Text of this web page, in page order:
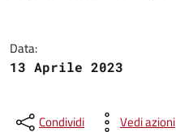
Data:
13 Aprile 2023
Condividi Vedi azioni